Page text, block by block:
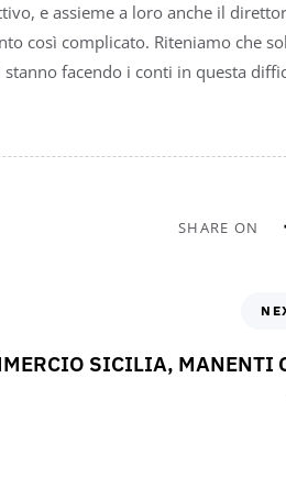
e assieme a loro anche il
così complicato. Riteniamo che
facendo i conti in questa
SHARE ON
SICILIA, MANENTI